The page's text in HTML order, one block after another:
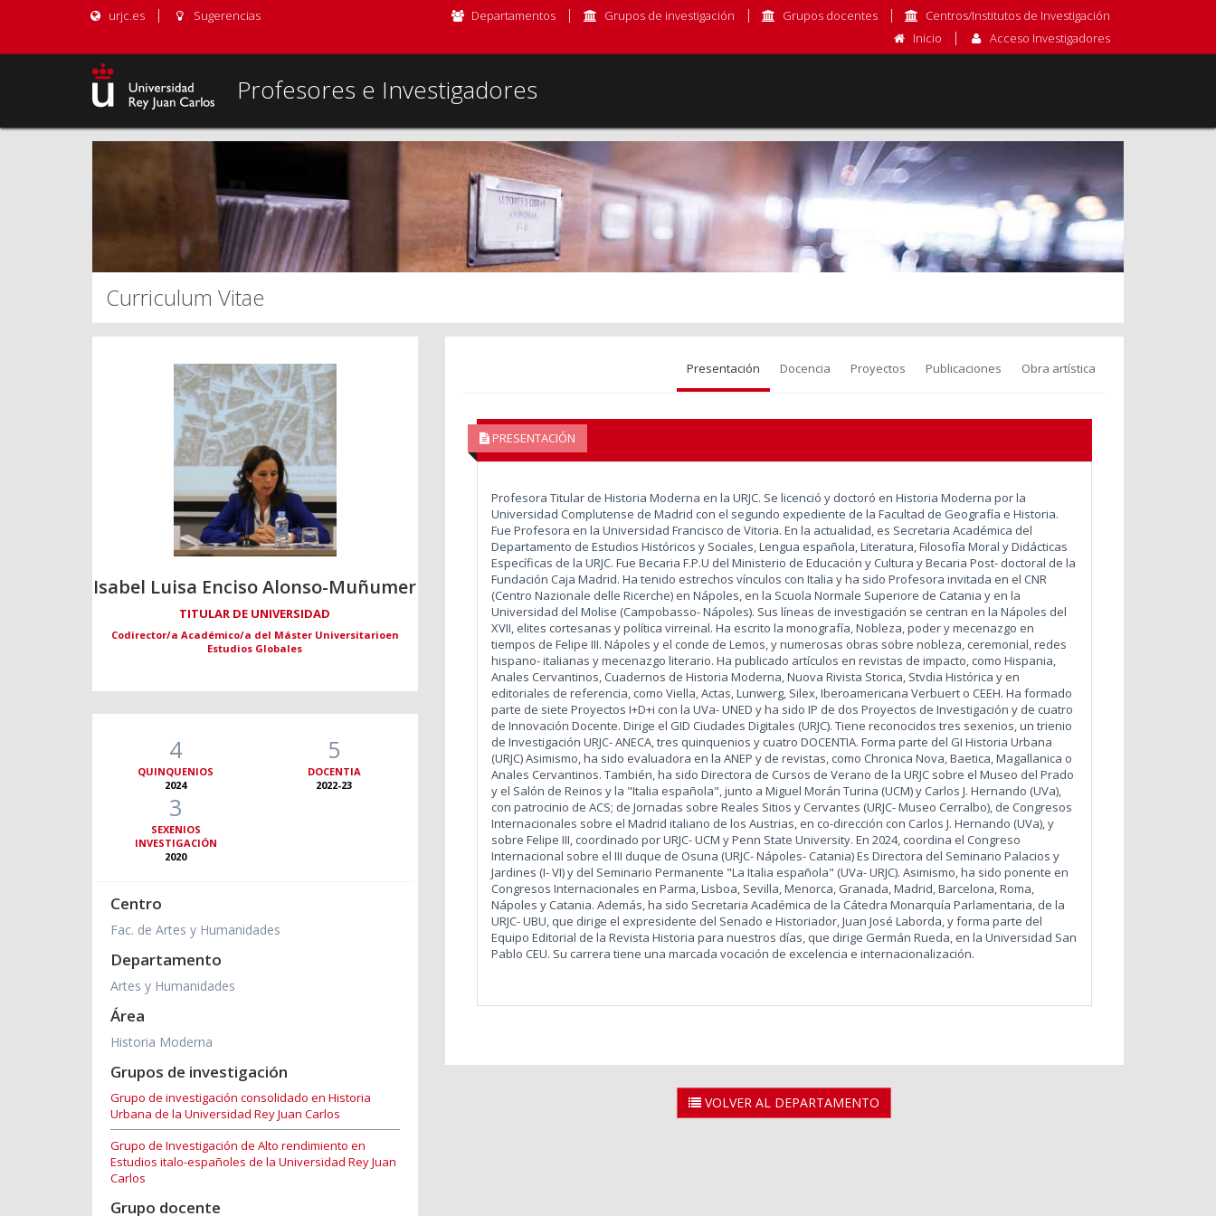
urjc.es Sugerencias Departamentos Grupos de investigación Grupos docentes
Centros/Institutos de Investigación
Inicio
Acceso Investigadores
Profesores e Investigadores
Curriculum Vitae
Isabel Luisa Enciso Alonso-Muñumer
TITULAR DE UNIVERSIDAD
Codirector/a Académico/a del Máster Universitarioen
Estudios Globales
4
QUINQUENIOS
2024
5
DOCENTIA
2022-23
3
SEXENIOS
INVESTIGACIÓN
2020
Centro
Fac. de Artes y Humanidades
Departamento
Artes y Humanidades
Área
Historia Moderna
Grupos de investigación
Grupo de investigación consolidado en Historia
Urbana de la Universidad Rey Juan Carlos
Grupo de Investigación de Alto rendimiento en
Estudios italo-españoles de la Universidad Rey Juan
Carlos
Grupo docente
Presentación Docencia Proyectos Publicaciones Obra artística
PRESENTACIÓN
Profesora Titular de Historia Moderna en la URJC. Se licenció y doctoró en Historia Moderna por la
Universidad Complutense de Madrid con el segundo expediente de la Facultad de Geografía e Historia.
Fue Profesora en la Universidad Francisco de Vitoria. En la actualidad, es Secretaria Académica del
Departamento de Estudios Históricos y Sociales, Lengua española, Literatura, Filosofía Moral y Didácticas
Específicas de la URJC. Fue Becaria F.P.U del Ministerio de Educación y Cultura y Becaria Post- doctoral de la
Fundación Caja Madrid. Ha tenido estrechos vínculos con Italia y ha sido Profesora invitada en el CNR
(Centro Nazionale delle Ricerche) en Nápoles, en la Scuola Normale Superiore de Catania y en la
Universidad del Molise (Campobasso- Nápoles). Sus líneas de investigación se centran en la Nápoles del
XVII, elites cortesanas y política virreinal. Ha escrito la monografía, Nobleza, poder y mecenazgo en
tiempos de Felipe III. Nápoles y el conde de Lemos, y numerosas obras sobre nobleza, ceremonial, redes
hispano- italianas y mecenazgo literario. Ha publicado artículos en revistas de impacto, como Hispania,
Anales Cervantinos, Cuadernos de Historia Moderna, Nuova Rivista Storica, Stvdia Histórica y en
editoriales de referencia, como Viella, Actas, Lunwerg, Silex, Iberoamericana Verbuert o CEEH. Ha formado
parte de siete Proyectos I+D+i con la UVa- UNED y ha sido IP de dos Proyectos de Investigación y de cuatro
de Innovación Docente. Dirige el GID Ciudades Digitales (URJC). Tiene reconocidos tres sexenios, un trienio
de Investigación URJC- ANECA, tres quinquenios y cuatro DOCENTIA. Forma parte del GI Historia Urbana
(URJC) Asimismo, ha sido evaluadora en la ANEP y de revistas, como Chronica Nova, Baetica, Magallanica o
Anales Cervantinos. También, ha sido Directora de Cursos de Verano de la URJC sobre el Museo del Prado
y el Salón de Reinos y la "Italia española", junto a Miguel Morán Turina (UCM) y Carlos J. Hernando (UVa),
con patrocinio de ACS; de Jornadas sobre Reales Sitios y Cervantes (URJC- Museo Cerralbo), de Congresos
Internacionales sobre el Madrid italiano de los Austrias, en co-dirección con Carlos J. Hernando (UVa), y
sobre Felipe III, coordinado por URJC- UCM y Penn State University. En 2024, coordina el Congreso
Internacional sobre el III duque de Osuna (URJC- Nápoles- Catania) Es Directora del Seminario Palacios y
Jardines (I- VI) y del Seminario Permanente "La Italia española" (UVa- URJC). Asimismo, ha sido ponente en
Congresos Internacionales en Parma, Lisboa, Sevilla, Menorca, Granada, Madrid, Barcelona, Roma,
Nápoles y Catania. Además, ha sido Secretaria Académica de la Cátedra Monarquía Parlamentaria, de la
URJC- UBU, que dirige el expresidente del Senado e Historiador, Juan José Laborda, y forma parte del
Equipo Editorial de la Revista Historia para nuestros días, que dirige Germán Rueda, en la Universidad San
Pablo CEU. Su carrera tiene una marcada vocación de excelencia e internacionalización.
VOLVER AL DEPARTAMENTO